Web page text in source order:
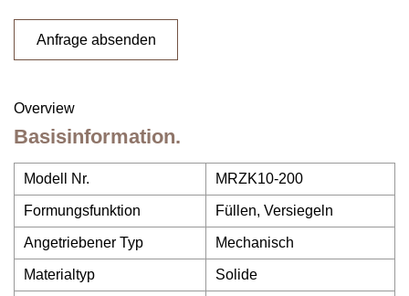
Anfrage absenden
Overview
Basisinformation.
Modell Nr. MRZK10-200
Formungsfunktion Füllen, Versiegeln
Angetriebener Typ Mechanisch
Materialtyp Solide